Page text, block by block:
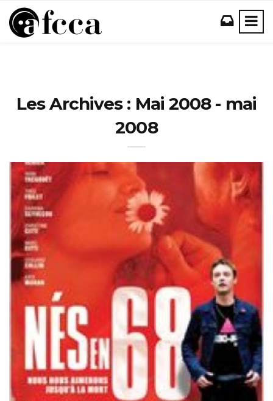
Les Archives : Mai 2008 - mai
2008